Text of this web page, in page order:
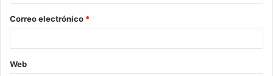
*
Correo electrónico *
Web